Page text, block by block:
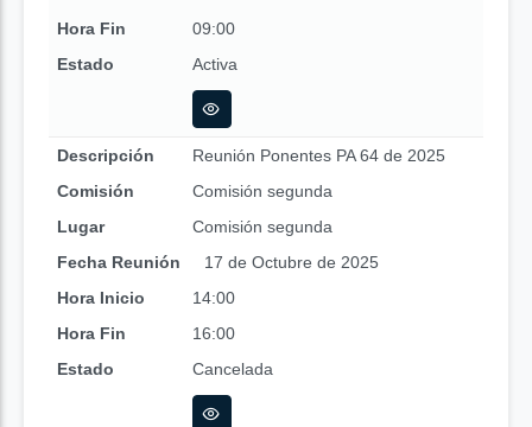
Hora Fin
09:00
Estado
Activa
Descripción
Reunión Ponentes PA 64 de 2025
Comisión
Comisión segunda
Lugar
Comisión segunda
Fecha Reunión
17 de Octubre de 2025
Hora Inicio
14:00
Hora Fin
16:00
Estado
Cancelada